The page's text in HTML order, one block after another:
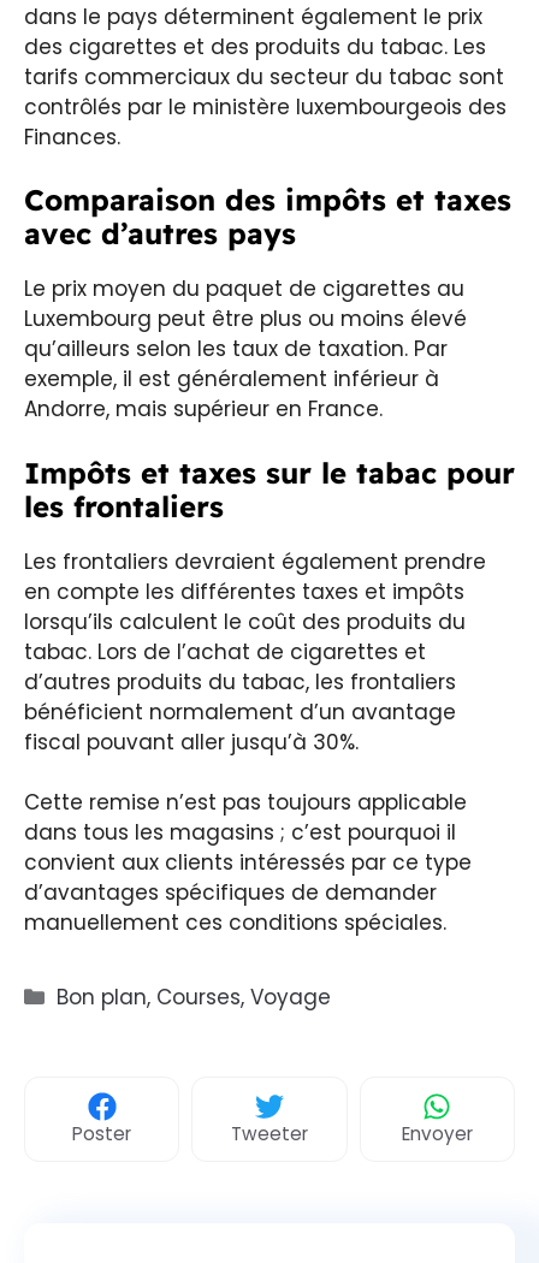
dans le pays déterminent également le prix
des cigarettes et des produits du tabac. Les
tarifs commerciaux du secteur du tabac sont
contrôlés par le ministère luxembourgeois des
Finances.
Comparaison des impôts et taxes
avec d’autres pays
Le prix moyen du paquet de cigarettes au
Luxembourg peut être plus ou moins élevé
qu’ailleurs selon les taux de taxation. Par
exemple, il est généralement inférieur à
Andorre, mais supérieur en France.
Impôts et taxes sur le tabac pour
les frontaliers
Les frontaliers devraient également prendre
en compte les différentes taxes et impôts
lorsqu’ils calculent le coût des produits du
tabac. Lors de l’achat de cigarettes et
d’autres produits du tabac, les frontaliers
bénéficient normalement d’un avantage
fiscal pouvant aller jusqu’à 30%.
Cette remise n’est pas toujours applicable
dans tous les magasins ; c’est pourquoi il
convient aux clients intéressés par ce type
d’avantages spécifiques de demander
manuellement ces conditions spéciales.
Catégories
Bon plan, Courses,Voyage
Poster Tweeter Envoyer